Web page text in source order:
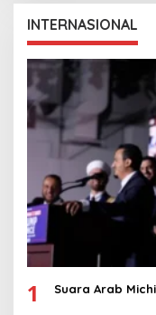
INTERNASIONAL
1 Suara Arab